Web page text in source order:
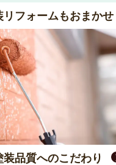
リフォームもおまかせ
装品質へのこだわり